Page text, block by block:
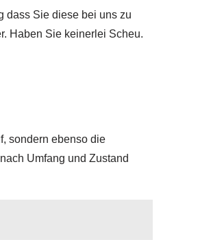
dass Sie diese bei uns zu
Haben Sie keinerlei Scheu.
sondern ebenso die
Umfang und Zustand